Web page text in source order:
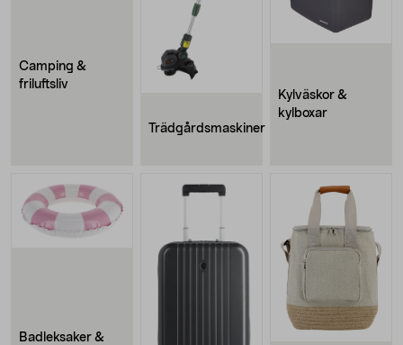
Camping &
friluftsliv
Trädgårdsmaskiner
Kylväskor &
kylboxar
Badleksaker &